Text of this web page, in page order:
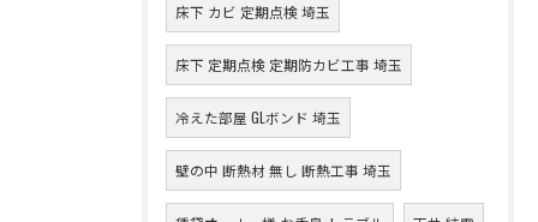
床下 カビ 定期点検 埼玉
床下 定期点検 定期防カビ工事 埼玉
冷えた部屋 GLボンド 埼玉
壁の中 断熱材 無し 断熱工事 埼玉